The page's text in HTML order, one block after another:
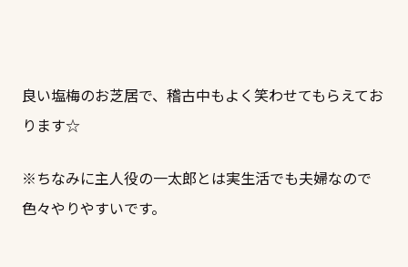
良い塩梅のお芝居で、稽古中もよく笑わせてもらえてお
ります☆
※ちなみに主人役の一太郎とは実生活でも夫婦なので
色々やりやすいです。